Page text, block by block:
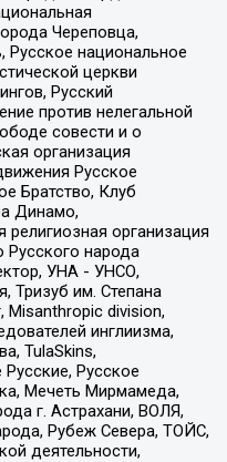
Череповца,
национальное
церкви
Русский
против нелегальной
совести и о
организация
Русское
Братство, Клуб
Динамо,
организация
народа
УНА - УНСО,
Тризуб им. Степана
Misanthropic division,
инглиизма,
TulaSkins,
Русское
Мечеть Мирмамеда,
г. Астрахани, ВОЛЯ,
Рубеж Севера, ТОЙС,
деятельности,